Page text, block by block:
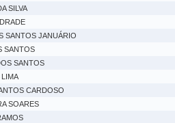
SILVA
SANTOS JANUÁRIO
SANTOS
SANTOS
LIMA
CARDOSO
SOARES